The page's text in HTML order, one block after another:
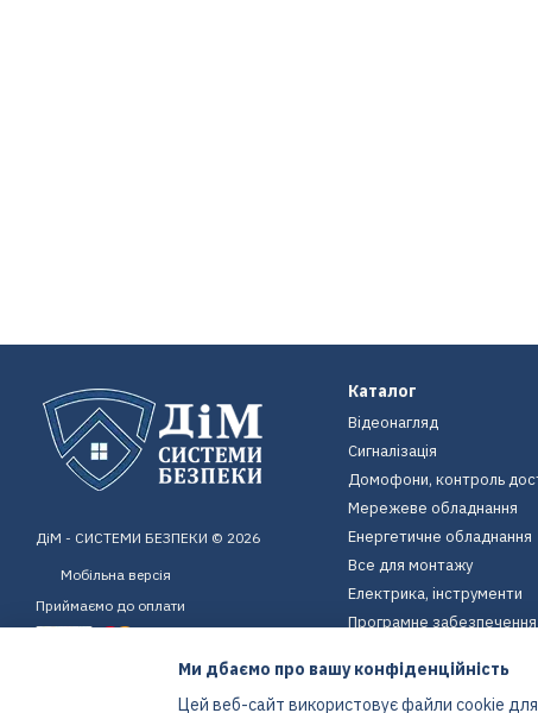
ДіМ - СИСТЕМИ БЕЗПЕКИ © 2026
Мобільна версія
Приймаємо до оплати
Каталог
Відеонагляд
Сигналізація
Домофони, контроль
Мережеве обладнання
Енергетичне обладнання
Все для монтажу
Електрика, інструменти
Програмне забезпечення
Екіпірування
Енергетичне обладнання
Ми дбаємо про вашу конфіденційність
Цей веб-сайт використовує файли cookie